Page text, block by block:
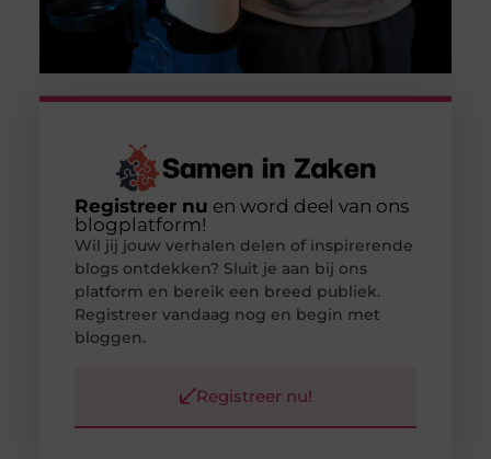
Registreer nu en word deel van ons
blogplatform!
Wil jij jouw verhalen delen of inspirerende
blogs ontdekken? Sluit je aan bij ons
platform en bereik een breed publiek.
Registreer vandaag nog en begin met
bloggen.
Registreer nu!